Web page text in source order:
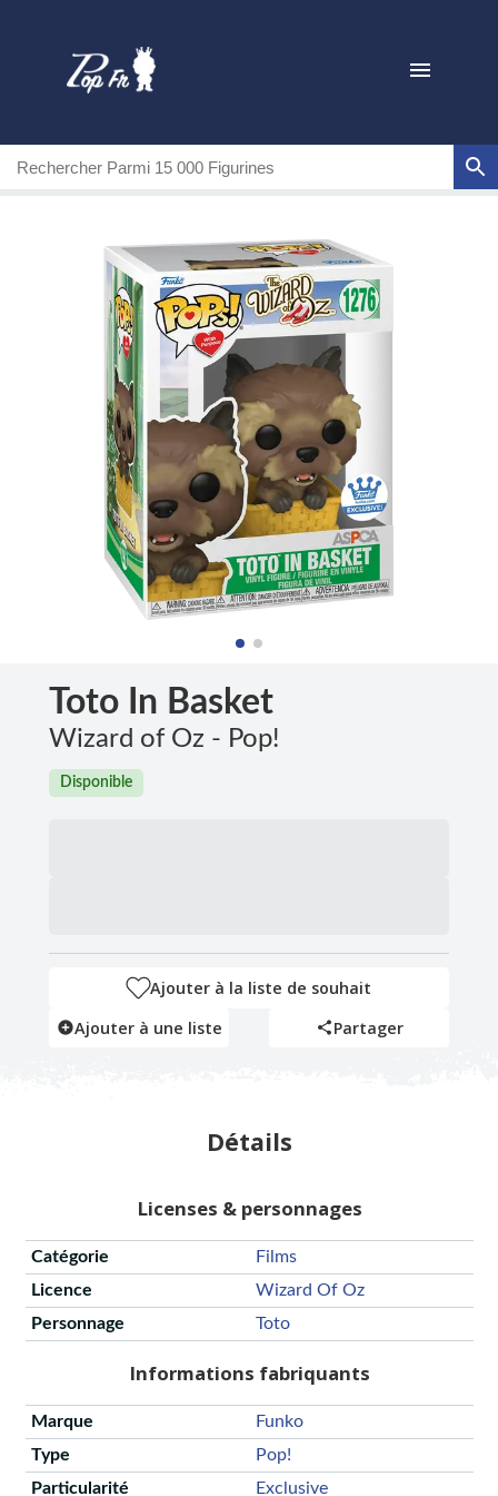
Toto In Basket
Wizard of Oz - Pop!
Disponible
Ajouter à la liste de souhait
Ajouter à une liste
Partager
Détails
Licenses & personnages
Catégorie
Films
Licence
Wizard Of Oz
Personnage
Toto
Informations fabriquants
Marque
Funko
Type
Pop!
Particularité
Exclusive